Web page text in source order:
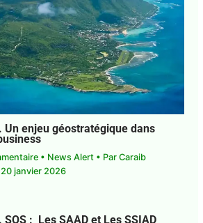
Un enjeu géostratégique dans
• News Alert• Par Caraib
20 janvier 2026
SOS : Les SAAD et Les SSIAD